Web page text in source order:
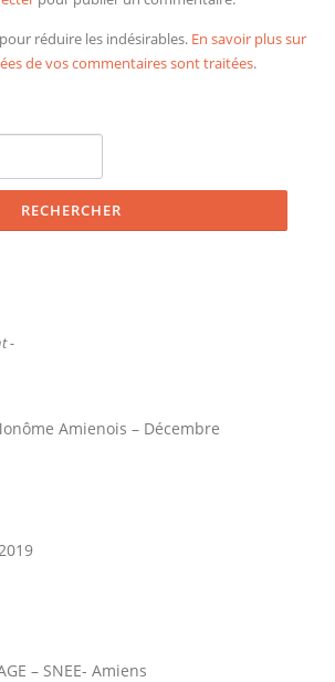
réduire les indésirables. En savoir plus sur
de vos commentaires sont traitées.
-
Amienois – Décembre
– SNEE- Amiens